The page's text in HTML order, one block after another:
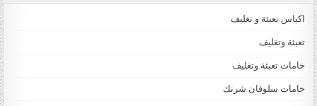
اكياس تعبئة و تغليف
تعبئة وتغليف
خامات تعبئة وتغليف
خامات سلوفان شرنك